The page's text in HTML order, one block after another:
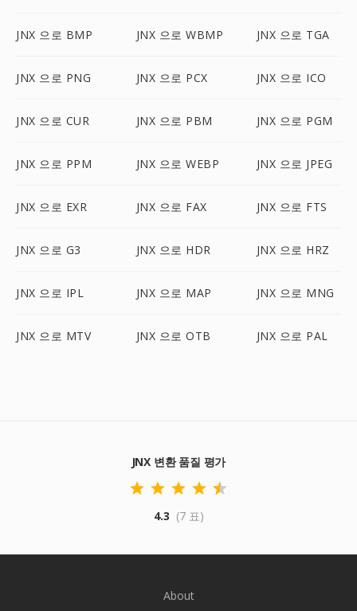
JNX 으로 BMP JNX 으로 WBMP JNX 으로 TGA
JNX 으로 PNG JNX 으로 PCX JNX 으로 ICO
JNX 으로 CUR JNX 으로 PBM JNX 으로 PGM
JNX 으로 PPM JNX 으로 WEBP JNX 으로 JPEG
JNX 으로 EXR JNX 으로 FAX JNX 으로 FTS
JNX 으로 G3 JNX 으로 HDR JNX 으로 HRZ
JNX 으로 IPL JNX 으로 MAP JNX 으로 MNG
JNX 으로 MTV JNX 으로 OTB JNX 으로 PAL
JNX 변환 품질 평가
4.3 (7 표)
About